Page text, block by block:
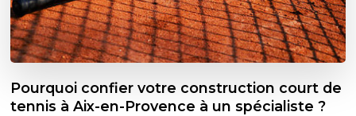
Pourquoi confier votre construction court de
tennis à Aix-en-Provence à un spécialiste ?